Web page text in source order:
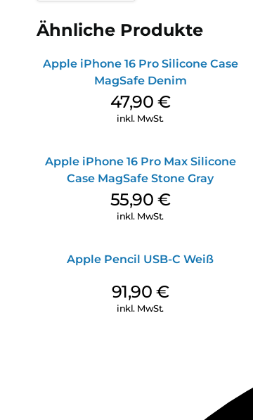
Ähnliche Produkte
Apple iPhone 16 Pro Silicone Case
MagSafe Denim
47,90 €
inkl. MwSt.
Apple iPhone 16 Pro Max Silicone
Case MagSafe Stone Gray
55,90 €
inkl. MwSt.
Apple Pencil USB-C Weiß
91,90 €
inkl. MwSt.